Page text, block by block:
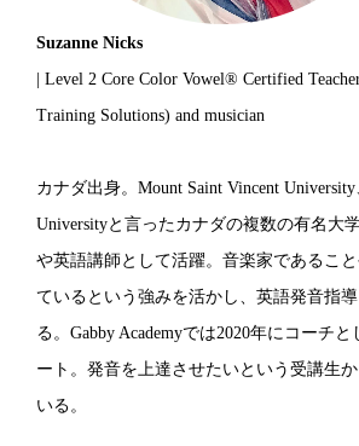
Suzanne Nicks
| Level 2 Core Color Vowel® Certified
Training Solutions) and musician
カナダ出身。Mount Saint Vincent University
Universityと言ったカナダの複数の有名大
や英語講師として活躍。音楽家であるこ
ているという強みを活かし、英語発音指
る。Gabby Academyでは2020年にコーチ
ート。発音を上達させたいという受講生
いる。